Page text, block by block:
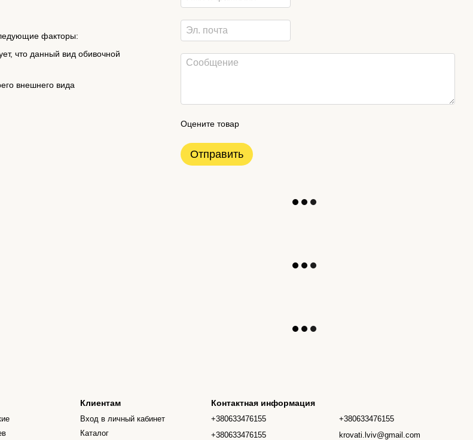
факторы:
что данный вид обивочной
внешнего вида
Оцените товар
Отправить
Клиентам
Вход в личный кабинет
Каталог
Контактная информация
+380633476155
+380633476155
+380633476155
krovati.lviv@gmail.com